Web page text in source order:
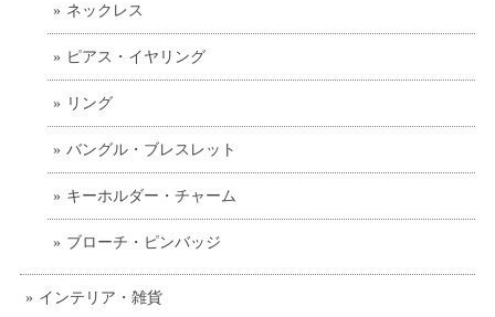
ネックレス
ピアス・イヤリング
リング
バングル・ブレスレット
キーホルダー・チャーム
ブローチ・ピンバッジ
インテリア・雑貨